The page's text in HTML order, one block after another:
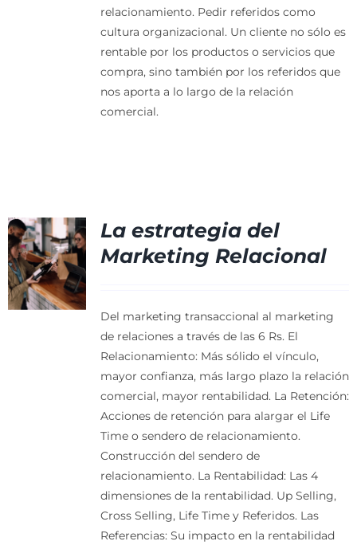
relacionamiento. Pedir referidos como
cultura organizacional. Un cliente no sólo es
rentable por los productos o servicios que
compra, sino también por los referidos que
nos aporta a lo largo de la relación
comercial.
La estrategia del
Marketing Relacional
Del marketing transaccional al marketing
de relaciones a través de las 6 Rs. El
Relacionamiento: Más sólido el vínculo,
mayor confianza, más largo plazo la relación
comercial, mayor rentabilidad. La Retención:
Acciones de retención para alargar el Life
Time o sendero de relacionamiento.
Construcción del sendero de
relacionamiento. La Rentabilidad: Las 4
dimensiones de la rentabilidad. Up Selling,
Cross Selling, Life Time y Referidos. Las
Referencias: Su impacto en la rentabilidad